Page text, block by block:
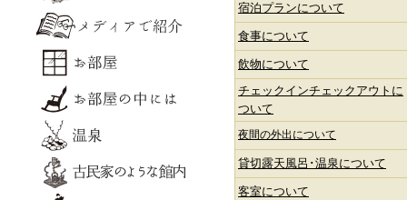
宿泊プランについて
食事について
飲物について
チェックインチェックアウトに
ついて
夜間の外出について
貸切露天風呂･温泉について
客室について